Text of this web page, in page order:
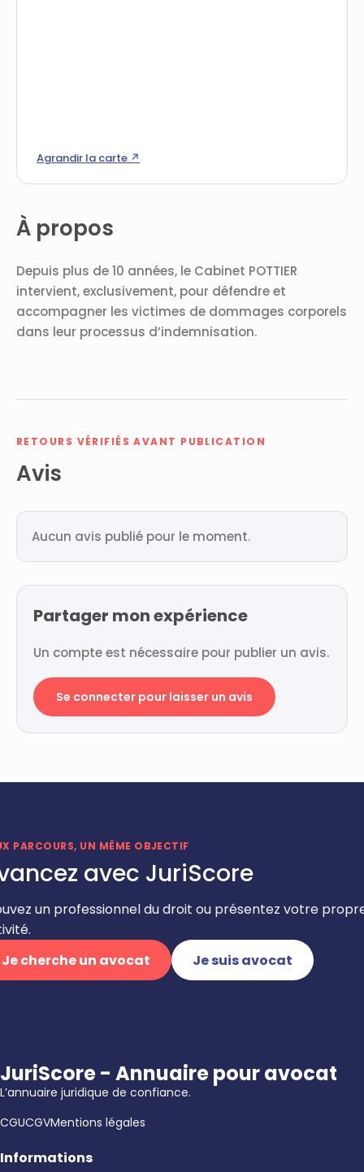
À propos
Depuis plus de 10 années, le Cabinet POTTIER
intervient, exclusivement, pour défendre et
accompagner les victimes de dommages corporels
dans leur processus d’indemnisation.
RETOURS VÉRIFIÉS AVANT PUBLICATION
Avis
Aucun avis publié pour le moment.
Partager mon expérience
Un compte est nécessaire pour publier un avis.
Se connecter pour laisser un avis
Agrandir la carte ↗
PARCOURS, UN MÊME OBJECTIF
avec JuriScore
un professionnel du droit ou présentez votre
Je cherche un avocat
Je suis avocat
JuriScore - Annuaire pour avocat
L’annuaire juridique de confiance.
CGUCGVMentions légales
Informations